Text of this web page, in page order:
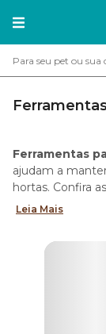
Ferramentas
ajudam a
hortas. Confira
acessórios para
Por que
Leia Mais